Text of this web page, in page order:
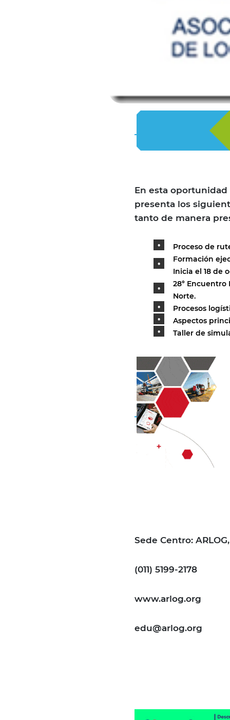
En esta
presenta los
tanto de manera
Proceso de
Formación
Inicia el 18 de
28° Encuentro
Norte.
Procesos
Aspectos
Taller de
Sede Centro:
(011) 5199-2178
www.arlog.org
edu@arlog.org